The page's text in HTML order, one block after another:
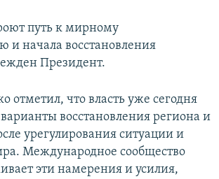
путь к мирному
и начала восстановления
Президент.
отметил, что власть уже сегодня
восстановления региона и
урегулирования ситуации и
Международное сообщество
эти намерения и усилия,